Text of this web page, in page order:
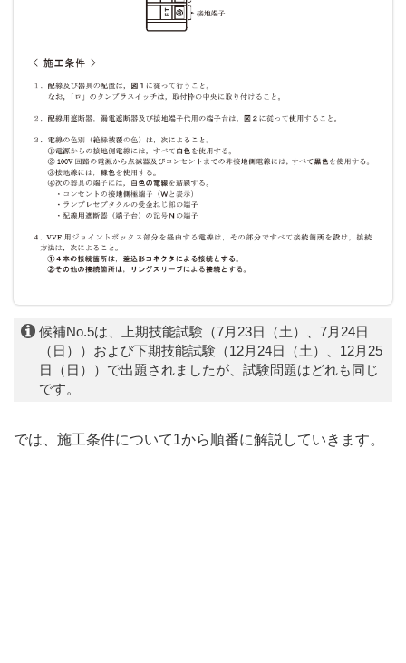
候補No.5は、上期技能試験（7月23日（土）、7月24日
（日））および下期技能試験（12月24日（土）、12月25
日（日））で出題されましたが、試験問題はどれも同じ
です。
では、施工条件について1から順番に解説していきます。